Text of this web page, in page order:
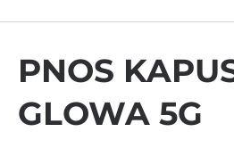
PNOS
GLOWA 5G